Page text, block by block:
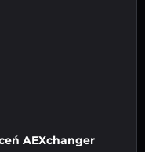
AEXchanger